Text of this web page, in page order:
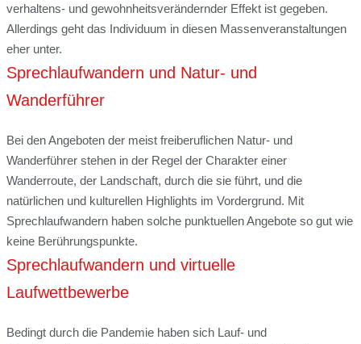
verhaltens- und gewohnheitsverändernder Effekt ist gegeben.
Allerdings geht das Individuum in diesen Massenveranstaltungen
eher unter.
Sprechlaufwandern und Natur- und
Wanderführer
Bei den Angeboten der meist freiberuflichen Natur- und
Wanderführer stehen in der Regel der Charakter einer
Wanderroute, der Landschaft, durch die sie führt, und die
natürlichen und kulturellen Highlights im Vordergrund. Mit
Sprechlaufwandern haben solche punktuellen Angebote so gut wie
keine Berührungspunkte.
Sprechlaufwandern und virtuelle
Laufwettbewerbe
Bedingt durch die Pandemie haben sich Lauf- und